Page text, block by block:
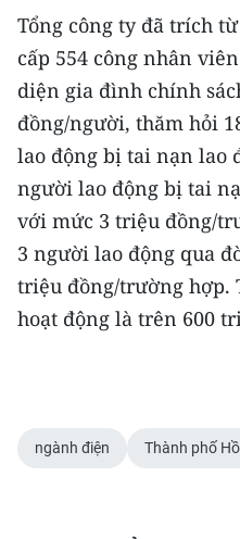
Ảnh
Infographic
TIN MỚI
TIN ĐỊA PHƯƠNG
Trung du và miền núi
Đồng bằng sông Hồng
Tổng công ty đã trích
cấp 554 công nhân
diện gia đình chính
đồng/người, thăm hỏi
lao động bị tai nạn lao
người lao động bị tai
với mức 3 triệu đồng/
3 người lao động qua
triệu đồng/trường hợp.
hoạt động là trên 600
ngành điện Thành phố